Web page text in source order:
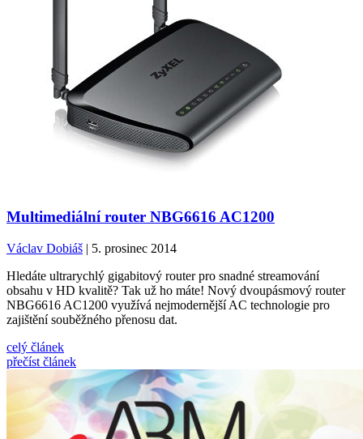
Multimediální router NBG6616 AC1200
Václav Dobiáš | 5. prosinec 2014
Hledáte ultrarychlý gigabitový router pro snadné streamování
obsahu v HD kvalitě? Tak už ho máte! Nový dvoupásmový router
NBG6616 AC1200 využívá nejmodernější AC technologie pro
zajištění souběžného přenosu dat.
celý článek
přečíst článek